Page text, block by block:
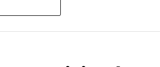
para garantizar la accesibilidad
la movilidad y la accesibilidad de
Basauri por el que trabajamos: